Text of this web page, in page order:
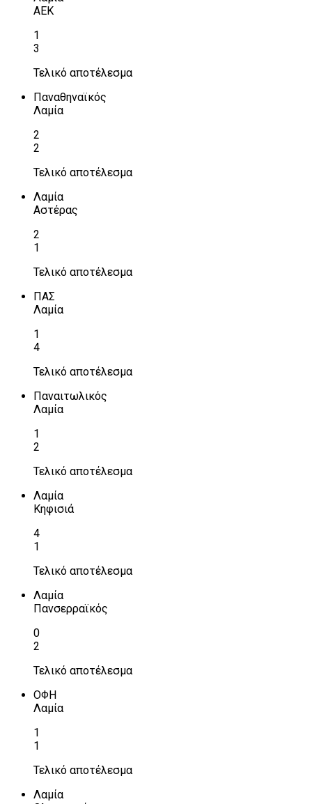
ΑΕΚ
1
3
Τελικό αποτέλεσμα
Παναθηναϊκός
Λαμία
2
2
Τελικό αποτέλεσμα
Λαμία
Αστέρας
2
1
Τελικό αποτέλεσμα
ΠΑΣ
Λαμία
1
4
Τελικό αποτέλεσμα
Παναιτωλικός
Λαμία
1
2
Τελικό αποτέλεσμα
Λαμία
Κηφισιά
4
1
Τελικό αποτέλεσμα
Λαμία
Πανσερραϊκός
0
2
Τελικό αποτέλεσμα
ΟΦΗ
Λαμία
1
1
Τελικό αποτέλεσμα
Λαμία